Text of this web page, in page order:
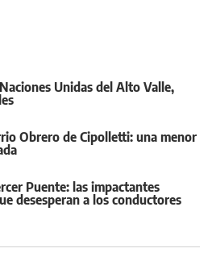
Unidas del Alto Valle,
Obrero de Cipolletti: una menor
Puente: las impactantes
desesperan a los conductores